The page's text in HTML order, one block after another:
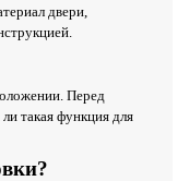
двери,
Перед
такая функция для